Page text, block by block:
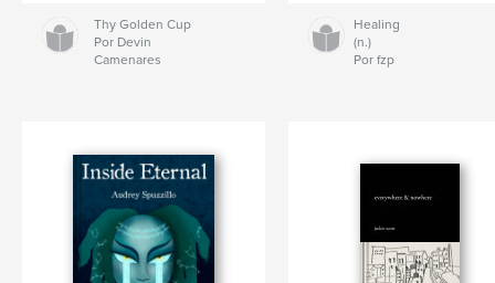
Thy Golden Cup
Por Devin
Camenares
Healing
(n.)
Por fzp